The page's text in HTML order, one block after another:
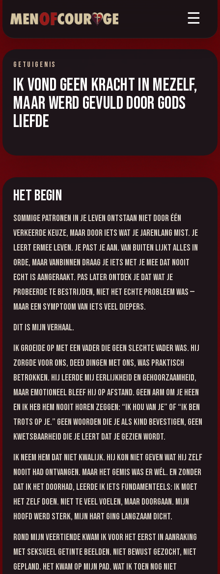
☰
GETUIGENIS
Ik vond geen kracht in mezelf,
maar werd gevuld door Gods
liefde
Het begin
Sommige patronen in je leven ontstaan niet door één
verkeerde keuze, maar door iets wat je jarenlang mist. Je
leert ermee leven. Je past je aan. Van buiten lijkt alles in
orde, maar vanbinnen draag je iets met je mee dat nooit
echt is aangeraakt. Pas later ontdek je dat wat je
probeerde te bestrijden, niet het echte probleem was —
maar een symptoom van iets veel diepers.
Dit is mijn verhaal.
Ik groeide op met een vader die geen slechte vader was. Hij
zorgde voor ons, deed dingen met ons, was praktisch
betrokken. Hij leerde mij eerlijkheid en gehoorzaamheid,
maar emotioneel bleef hij op afstand. Geen arm om je heen
en ik heb hem nooit horen zeggen: “Ik hou van je” of “Ik ben
trots op je.” Geen woorden die je als kind bevestigen, geen
kwetsbaarheid die je leert dat je gezien wordt.
Ik neem hem dat niet kwalijk. Hij kon niet geven wat hij zelf
nooit had ontvangen. Maar het gemis was er wél. En zonder
dat ik het doorhad, leerde ik iets fundamenteels: ik moet
het zelf doen. Niet te veel voelen, maar doorgaan. Mijn
hoofd werd sterk, mijn hart ging langzaam dicht.
Rond mijn veertiende kwam ik voor het eerst in aanraking
met seksueel getinte beelden. Niet bewust gezocht, niet
gepland. Het kwam op mijn pad. Wat ik toen nog niet